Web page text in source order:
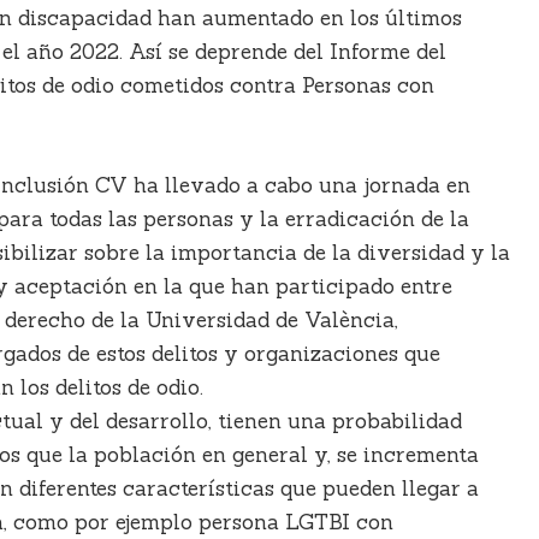
discapacidad han aumentado en los últimos
año 2022. Así se deprende del Informe del
de odio cometidos contra Personas con
CV ha llevado a cabo una jornada en
todas las personas y la erradicación de la
sobre la importancia de la diversidad y la
aceptación en la que han participado entre
de la Universidad de València,
de estos delitos y organizaciones que
los delitos de odio.
y del desarrollo, tienen una probabilidad
que la población en general y, se incrementa
diferentes características que pueden llegar a
por ejemplo persona LGTBI con